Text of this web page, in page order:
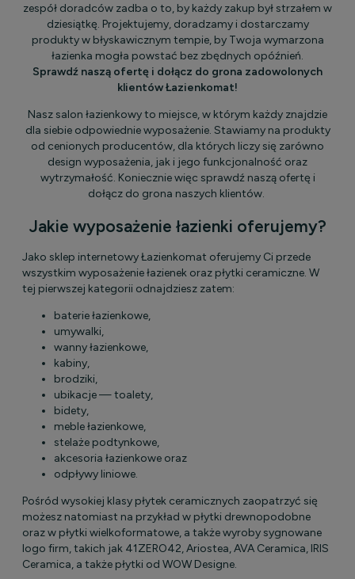
zespół doradców zadba o to, by każdy zakup był strzałem w
dziesiątkę. Projektujemy, doradzamy i dostarczamy
produkty w błyskawicznym tempie, by Twoja wymarzona
łazienka mogła powstać bez zbędnych opóźnień.
Sprawdź naszą ofertę i dołącz do grona zadowolonych
klientów Łazienkomat!
Nasz salon łazienkowy to miejsce, w którym każdy znajdzie
dla siebie odpowiednie wyposażenie. Stawiamy na produkty
od cenionych producentów, dla których liczy się zarówno
design wyposażenia, jak i jego funkcjonalność oraz
wytrzymałość. Koniecznie więc sprawdź naszą ofertę i
dołącz do grona naszych klientów.
Jakie wyposażenie łazienki oferujemy?
Jako sklep internetowy Łazienkomat oferujemy Ci przede
wszystkim wyposażenie łazienek oraz płytki ceramiczne. W
tej pierwszej kategorii odnajdziesz zatem:
baterie łazienkowe,
umywalki,
wanny łazienkowe,
kabiny,
brodziki,
ubikacje — toalety,
bidety,
meble łazienkowe,
stelaże podtynkowe,
akcesoria łazienkowe oraz
odpływy liniowe.
Pośród wysokiej klasy płytek ceramicznych zaopatrzyć się
możesz natomiast na przykład w płytki drewnopodobne
oraz w płytki wielkoformatowe, a także wyroby sygnowane
logo firm, takich jak 41ZERO42, Ariostea, AVA Ceramica, IRIS
Ceramica, a także płytki od WOW Designe.